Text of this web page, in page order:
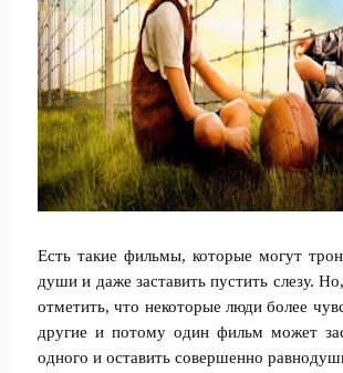
Есть такие фильмы, которые могут
души и даже заставить пустить слезу.
отметить, что некоторые люди более
другие и потому один фильм может
одного и оставить совершенно